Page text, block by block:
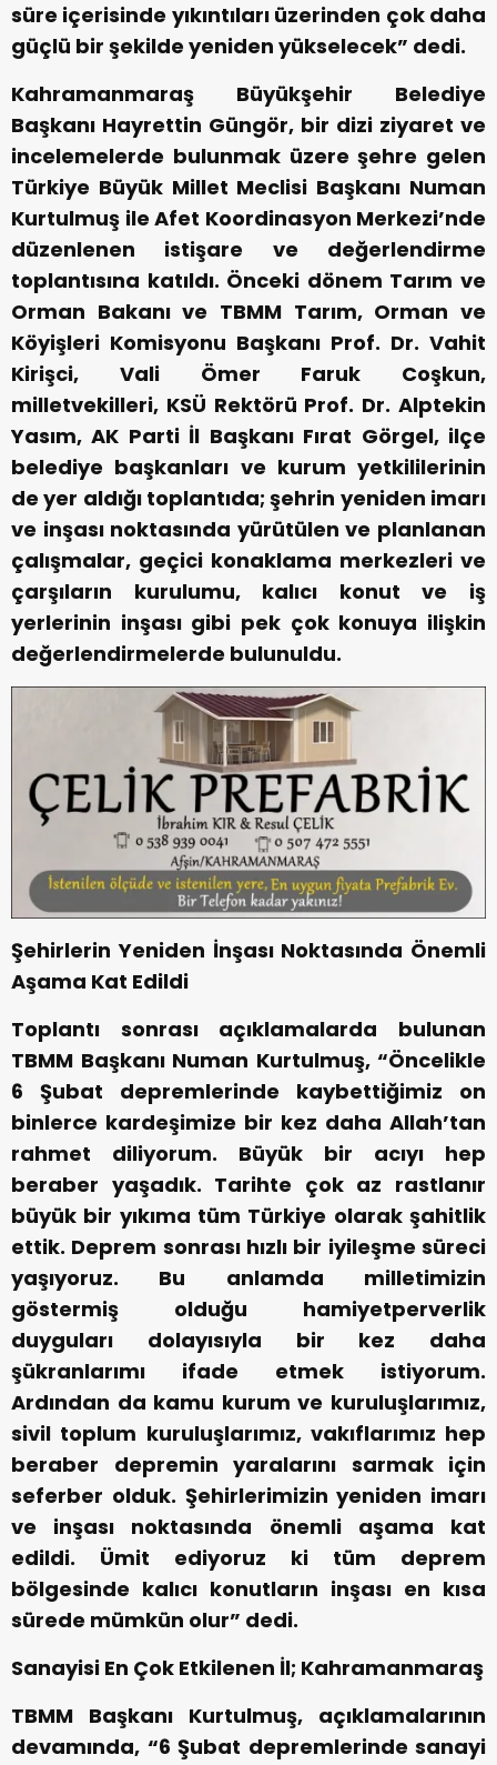
süre içerisinde yıkıntıları üzerinden çok daha
güçlü bir şekilde yeniden yükselecek” dedi.
Kahramanmaraş Büyükşehir Belediye
Başkanı Hayrettin Güngör, bir dizi ziyaret ve
incelemelerde bulunmak üzere şehre gelen
Türkiye Büyük Millet Meclisi Başkanı Numan
Kurtulmuş ile Afet Koordinasyon Merkezi’nde
düzenlenen istişare ve değerlendirme
toplantısına katıldı. Önceki dönem Tarım ve
Orman Bakanı ve TBMM Tarım, Orman ve
Köyişleri Komisyonu Başkanı Prof. Dr. Vahit
Kirişci, Vali Ömer Faruk Coşkun,
milletvekilleri, KSÜ Rektörü Prof. Dr. Alptekin
Yasım, AK Parti İl Başkanı Fırat Görgel, ilçe
belediye başkanları ve kurum yetkililerinin
de yer aldığı toplantıda; şehrin yeniden imarı
ve inşası noktasında yürütülen ve planlanan
çalışmalar, geçici konaklama merkezleri ve
çarşıların kurulumu, kalıcı konut ve iş
yerlerinin inşası gibi pek çok konuya ilişkin
değerlendirmelerde bulunuldu.
Şehirlerin Yeniden İnşası Noktasında Önemli
Aşama Kat Edildi
Toplantı sonrası açıklamalarda bulunan
TBMM Başkanı Numan Kurtulmuş, “Öncelikle
6 Şubat depremlerinde kaybettiğimiz on
binlerce kardeşimize bir kez daha Allah’tan
rahmet diliyorum. Büyük bir acıyı hep
beraber yaşadık. Tarihte çok az rastlanır
büyük bir yıkıma tüm Türkiye olarak şahitlik
ettik. Deprem sonrası hızlı bir iyileşme süreci
yaşıyoruz. Bu anlamda milletimizin
göstermiş olduğu hamiyetperverlik
duyguları dolayısıyla bir kez daha
şükranlarımı ifade etmek istiyorum.
Ardından da kamu kurum ve kuruluşlarımız,
sivil toplum kuruluşlarımız, vakıflarımız hep
beraber depremin yaralarını sarmak için
seferber olduk. Şehirlerimizin yeniden imarı
ve inşası noktasında önemli aşama kat
edildi. Ümit ediyoruz ki tüm deprem
bölgesinde kalıcı konutların inşası en kısa
sürede mümkün olur” dedi.
Sanayisi En Çok Etkilenen İl; Kahramanmaraş
TBMM Başkanı Kurtulmuş, açıklamalarının
devamında, “6 Şubat depremlerinde sanayi